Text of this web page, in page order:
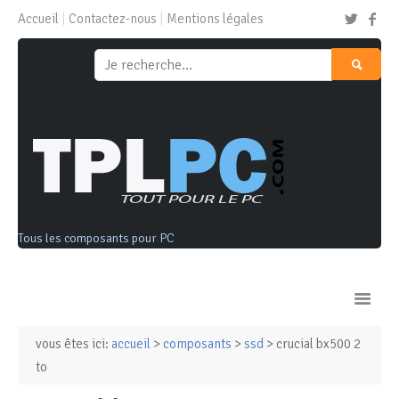
Accueil Contactez-nous Mentions légales
Tous les composants pour PC
Ordinateurs & Tablettes
vous êtes ici: accueil > composants > ssd > crucial bx500 2
to